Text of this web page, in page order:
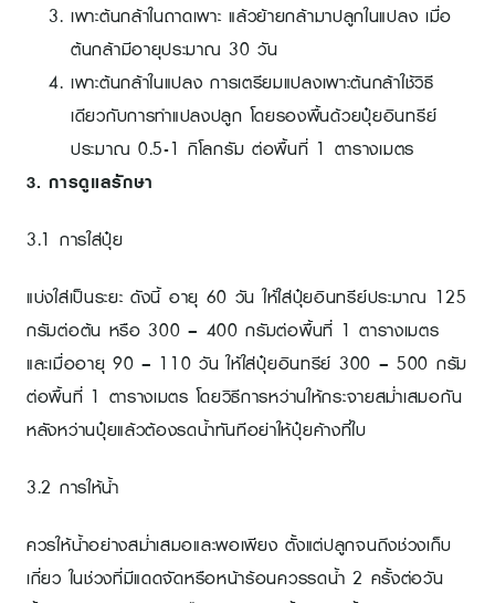
เพาะต้นกล้าในถาดเพาะ แล้วย้ายกล้ามาปลูกในแปลง เมื่อ
ต้นกล้ามีอายุประมาณ 30 วัน
เพาะต้นกล้าในแปลง การเตรียมแปลงเพาะต้นกล้าใช้วิธี
เดียวกับการทำแปลงปลูก โดยรองพื้นด้วยปุ๋ยอินทรีย์
ประมาณ 0.5-1 กิโลกรัม ต่อพื้นที่ 1 ตารางเมตร
3. การดูแลรักษา
3.1 การใส่ปุ๋ย
แบ่งใส่เป็นระยะ ดังนี้ อายุ 60 วัน ให้ใส่ปุ๋ยอินทรีย์ประมาณ 125
กรัมต่อต้น หรือ 300 – 400 กรัมต่อพื้นที่ 1 ตารางเมตร
และเมื่ออายุ 90 – 110 วัน ให้ใส่ปุ๋ยอินทรีย์ 300 – 500 กรัม
ต่อพื้นที่ 1 ตารางเมตร โดยวิธีการหว่านให้กระจายสม่ำเสมอกัน
หลังหว่านปุ๋ยแล้วต้องรดน้ำทันทีอย่าให้ปุ๋ยค้างที่ใบ
3.2 การให้น้ำ
ควรให้น้ำอย่างสม่ำเสมอและพอเพียง ตั้งแต่ปลูกจนถึงช่วงเก็บ
เกี่ยว ในช่วงที่มีแดดจัดหรือหน้าร้อนควรรดน้ำ 2 ครั้งต่อวัน